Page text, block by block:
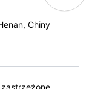
Chiny